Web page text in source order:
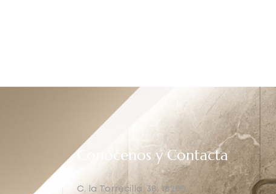
Conócenos y Contacta
C. la Torrecilla, 38, 18200,